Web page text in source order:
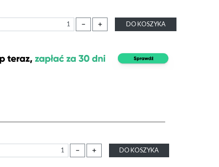
－ ＋ DO KOSZYKA
－ ＋ DO KOSZYKA